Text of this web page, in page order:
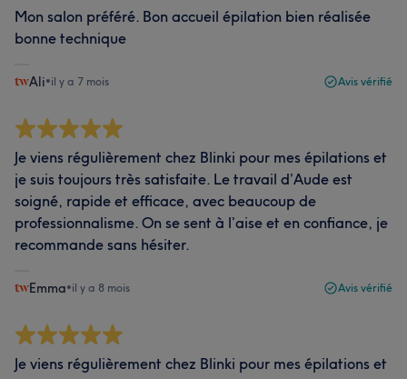
Mon salon préféré. Bon accueil épilation bien réalisée
bonne technique
Ali•il y a 7 mois Avis vérifié
Je viens régulièrement chez Blinki pour mes épilations et
je suis toujours très satisfaite. Le travail d’Aude est
soigné, rapide et efficace, avec beaucoup de
professionnalisme. On se sent à l’aise et en confiance, je
recommande sans hésiter.
Emma•il y a 8 mois Avis vérifié
Je viens régulièrement chez Blinki pour mes épilations et